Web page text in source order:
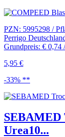
PZN: 5995298 /
Perrigo
Grundpreis: € 0,74
5,95 €
-33% **
SEBAMED
Urea10...